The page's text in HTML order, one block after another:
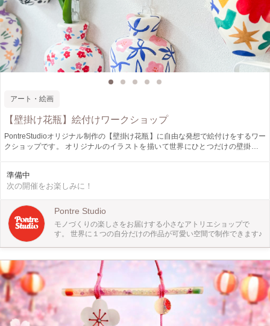
アート・絵画
【壁掛け花瓶】絵付けワークショップ
PontreStudioオリジナル制作の【壁掛け花瓶】に自由な発想で絵付けをするワー
クショップです。 オリジナルのイラストを描いて世界にひとつだけの壁掛け花
にアレンジしたイラストもOK! （インスタグラムから過去作品をご覧頂けます）
当日はアクリルペンを使用して描くので 絵の具よりも簡単に作業を進めること
す。 専用の試験管が付属していますので お水を入れれば生花やディフューザー
を飾ることも可能です。 自分だけのお気に入り空間に 自分だけのフラワーベー
スをぜひ飾ってみてください。 ベースとなる花瓶は人体や環境にもやさしい素
材【ジェスモナイト】で制作した石膏に近い素材（割れ物）となります。 試験
管を挿してご使用いただく仕様となっております。 ※花瓶（白ベース）は事前
にこちらでご準備いたします。 3名様まで同時参加可能ですので、ぜひお友達・
ご家族・カップルで楽しい創作時間をお楽しみください◎ 【お子様のご参加に
ついて】 基本的に大人向けのワークショップとなっておりますが 保護者1人につ
き小学生以下のお子様1名でのご参加も可能です。（2人で1つを制作） 他の参加
者さまや店内割れ物もございます。 開催時間中、椅子に座っていられるご年齢
でのご参加をお願い致します。 ※お子様参加の場合はご予約時にお子様の年齢
を記載ください。 ※中学生以上は1名分のご予約となります。（2人で1つの制作
準備中
次の開催をお楽しみに！
Pontre Studio
モノづくりの楽しさをお届けする小さなアトリエショップで
す。 世界に１つの自分だけの作品が可愛い空間で制作できます♪